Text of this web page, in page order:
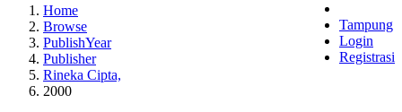
Tampung
Login
Registrasi
Home
Browse
PublishYear
Publisher
Rineka Cipta,
2000